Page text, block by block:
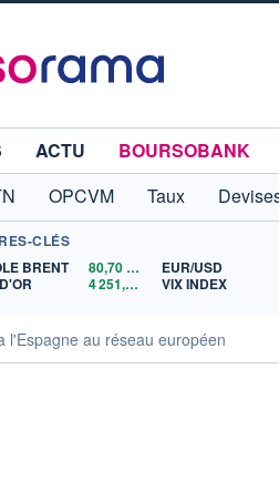
ACTU
BOURSOBANK
OPCVM Taux
CLÉS
BRENT
80,70
4 251,11 $US
EUR/USD
VIX INDEX
l'Espagne au réseau européen